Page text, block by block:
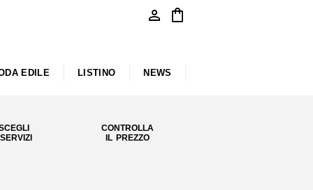
person shopping_bag
EDILE LISTINO NEWS
I SERVIZI
CONTROLLA
IL PREZZO